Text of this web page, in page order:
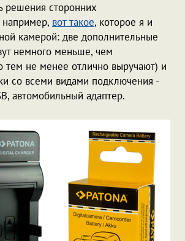
решения сторонних
например, вот такое, которое я и
камерой: две дополнительные
немного меньше, чем
тем не менее отлично выручают) и
со всеми видами подключения -
автомобильный адаптер.